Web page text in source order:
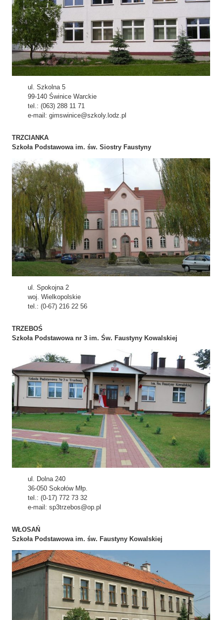
ul. Szkolna 5
99-140 Świnice Warckie
tel.: (063) 288 11 71
e-mail: gimswinice@szkoly.lodz.pl
TRZCIANKA
Szkoła Podstawowa im. św. Siostry Faustyny
ul. Spokojna 2
woj. Wielkopolskie
tel.: (0-67) 216 22 56
TRZEBOŚ
Szkoła Podstawowa nr 3 im. Św. Faustyny Kowalskiej
ul. Dolna 240
36-050 Sokołów Młp.
tel.: (0-17) 772 73 32
e-mail: sp3trzebos@op.pl
WŁOSAŃ
Szkoła Podstawowa im. św. Faustyny Kowalskiej